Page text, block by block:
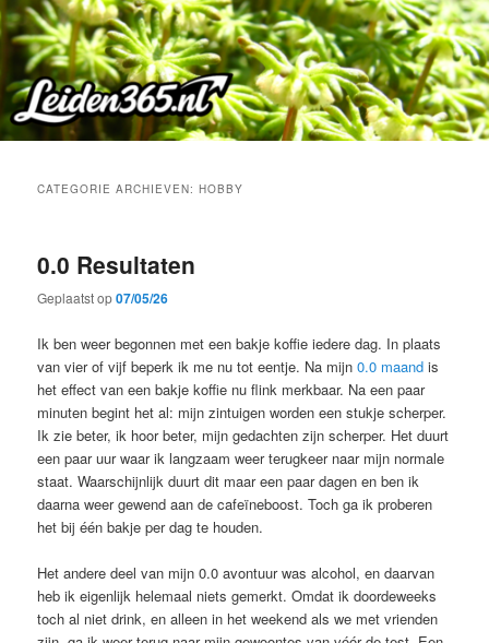
Spring
naar
primaire
inhoud
Spring
naar
secundaire
inhoud
CATEGORIE ARCHIEVEN:HOBBY
0.0 Resultaten
Geplaatst op07/05/26
Ik ben weer begonnen met een bakje koffie iedere dag. In plaats
van vier of vijf beperk ik me nu tot eentje. Na mijn0.0 maand is
het effect van een bakje koffie nu flink merkbaar. Na een paar
minuten begint het al: mijn zintuigen worden een stukje scherper.
Ik zie beter, ik hoor beter, mijn gedachten zijn scherper. Het duurt
een paar uur waar ik langzaam weer terugkeer naar mijn normale
staat. Waarschijnlijk duurt dit maar een paar dagen en ben ik
daarna weer gewend aan de cafeïneboost. Toch ga ik proberen
het bij één bakje per dag te houden.
Het andere deel van mijn 0.0 avontuur was alcohol, en daarvan
heb ik eigenlijk helemaal niets gemerkt. Omdat ik doordeweeks
toch al niet drink, en alleen in het weekend als we met vrienden